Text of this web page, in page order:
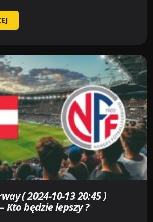
( 2024-10-13 20:45 )
Kto będzie lepszy ?